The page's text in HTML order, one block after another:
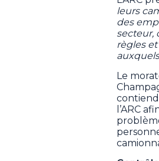
leurs
des
secteur,
règles
Le
l’ARC